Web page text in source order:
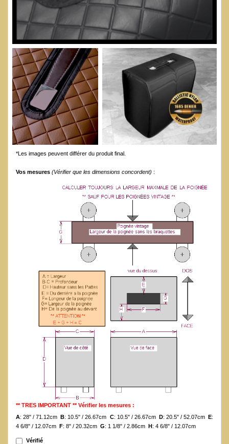
*Les images peuvent différer du produit final.
Vos mesures (Vérifier que les dimensions concordent) :
** TRES IMPORTANT ** Vérifier les mesures :
A: 28" / 71.12cmB: 10.5" / 26.67cm C: 10.5" / 26.67cm D: 20.5" / 52.07cm E:
4 6/8" / 12.07cm F: 8" / 20.32cm G: 1 1/8" / 2.86cm H: 4 6/8" / 12.07cm
Vérifié